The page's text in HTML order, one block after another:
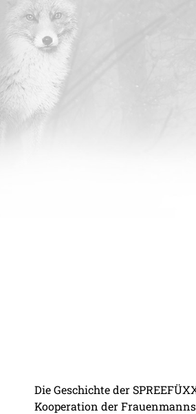
Die Geschichte der
Kooperation der